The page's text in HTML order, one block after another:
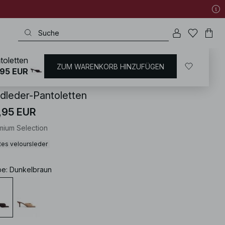
/ Schuhe / Lederschuhe
Pantoletten
EUR
Selection
veloursleder
: Dunkelbraun
EUR
ZUM WARENKORB HINZUFÜGEN